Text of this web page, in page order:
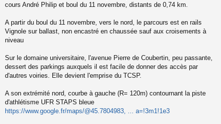
cours André Philip et boul du 11 novembre, distants de 0,74 km.
A partir du boul du 11 novembre, vers le nord, le parcours est en rails
Vignole sur ballast, non encastré en chaussée sauf aux croisements à
niveau
Sur le domaine universitaire, l'avenue Pierre de Coubertin, peu passante,
dessert des parkings auxquels il est facile de donner des accès par
d'autres voiries. Elle devient l'emprise du TCSP.
A son extrémité nord, courbe à gauche (R= 120m) contournant la piste
d'athlétisme UFR STAPS bleue
https://www.google.fr/maps/@45.7804983, ... a=!3m1!1e3